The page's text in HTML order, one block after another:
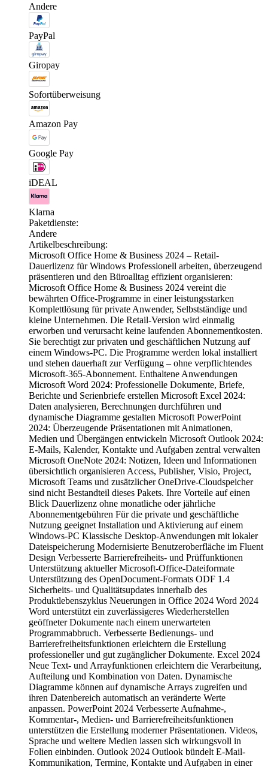
Andere
PayPal
Giropay
Sofortüberweisung
Amazon Pay
Google Pay
iDEAL
Klarna
Paketdienste:
Andere
Artikelbeschreibung:
Microsoft Office Home & Business 2024 – Retail-
Dauerlizenz für Windows Professionell arbeiten, überzeugend
präsentieren und den Büroalltag effizient organisieren:
Microsoft Office Home & Business 2024 vereint die
bewährten Office-Programme in einer leistungsstarken
Komplettlösung für private Anwender, Selbstständige und
kleine Unternehmen. Die Retail-Version wird einmalig
erworben und verursacht keine laufenden Abonnementkosten.
Sie berechtigt zur privaten und geschäftlichen Nutzung auf
einem Windows-PC. Die Programme werden lokal installiert
und stehen dauerhaft zur Verfügung – ohne verpflichtendes
Microsoft-365-Abonnement. Enthaltene Anwendungen
Microsoft Word 2024: Professionelle Dokumente, Briefe,
Berichte und Serienbriefe erstellen Microsoft Excel 2024:
Daten analysieren, Berechnungen durchführen und
dynamische Diagramme gestalten Microsoft PowerPoint
2024: Überzeugende Präsentationen mit Animationen,
Medien und Übergängen entwickeln Microsoft Outlook 2024:
E-Mails, Kalender, Kontakte und Aufgaben zentral verwalten
Microsoft OneNote 2024: Notizen, Ideen und Informationen
übersichtlich organisieren Access, Publisher, Visio, Project,
Microsoft Teams und zusätzlicher OneDrive-Cloudspeicher
sind nicht Bestandteil dieses Pakets. Ihre Vorteile auf einen
Blick Dauerlizenz ohne monatliche oder jährliche
Abonnementgebühren Für die private und geschäftliche
Nutzung geeignet Installation und Aktivierung auf einem
Windows-PC Klassische Desktop-Anwendungen mit lokaler
Dateispeicherung Modernisierte Benutzeroberfläche im Fluent
Design Verbesserte Barrierefreiheits- und Prüffunktionen
Unterstützung aktueller Microsoft-Office-Dateiformate
Unterstützung des OpenDocument-Formats ODF 1.4
Sicherheits- und Qualitätsupdates innerhalb des
Produktlebenszyklus Neuerungen in Office 2024 Word 2024
Word unterstützt ein zuverlässigeres Wiederherstellen
geöffneter Dokumente nach einem unerwarteten
Programmabbruch. Verbesserte Bedienungs- und
Barrierefreiheitsfunktionen erleichtern die Erstellung
professioneller und gut zugänglicher Dokumente. Excel 2024
Neue Text- und Arrayfunktionen erleichtern die Verarbeitung,
Aufteilung und Kombination von Daten. Dynamische
Diagramme können auf dynamische Arrays zugreifen und
ihren Datenbereich automatisch an veränderte Werte
anpassen. PowerPoint 2024 Verbesserte Aufnahme-,
Kommentar-, Medien- und Barrierefreiheitsfunktionen
unterstützen die Erstellung moderner Präsentationen. Videos,
Sprache und weitere Medien lassen sich wirkungsvoll in
Folien einbinden. Outlook 2024 Outlook bündelt E-Mail-
Kommunikation, Termine, Kontakte und Aufgaben in einer